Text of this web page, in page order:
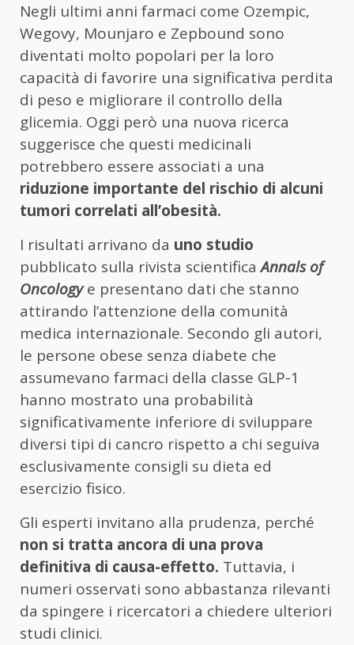
Negli ultimi anni farmaci come Ozempic,
Wegovy, Mounjaro e Zepbound sono
diventati molto popolari per la loro
capacità di favorire una significativa perdita
di peso e migliorare il controllo della
glicemia. Oggi però una nuova ricerca
suggerisce che questi medicinali
potrebbero essere associati a una
riduzione importante del rischio di alcuni
tumori correlati all’obesità.
I risultati arrivano da uno studio
pubblicato sulla rivista scientificaAnnals of
Oncology e presentano dati che stanno
attirando l’attenzione della comunità
medica internazionale. Secondo gli autori,
le persone obese senza diabete che
assumevano farmaci della classe GLP-1
hanno mostrato una probabilità
significativamente inferiore di sviluppare
diversi tipi di cancro rispetto a chi seguiva
esclusivamente consigli su dieta ed
esercizio fisico.
Gli esperti invitano alla prudenza, perché
non si tratta ancora di una prova
definitiva di causa-effetto. Tuttavia, i
numeri osservati sono abbastanza rilevanti
da spingere i ricercatori a chiedere ulteriori
studi clinici.